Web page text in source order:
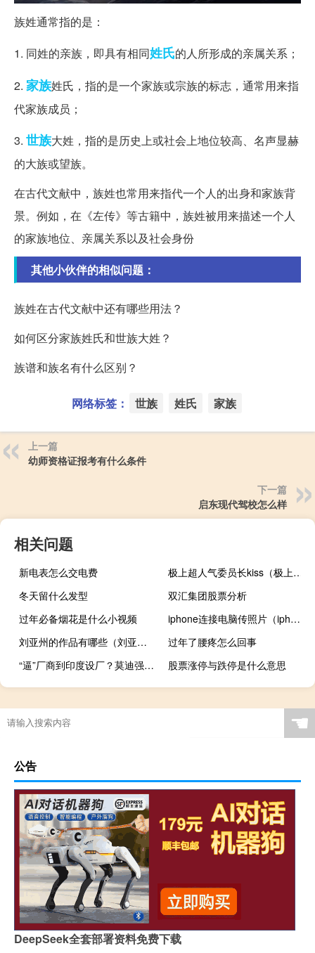
族姓通常指的是：
1. 同姓的亲族，即具有相同姓氏的人所形成的亲属关系；
2. 家族姓氏，指的是一个家族或宗族的标志，通常用来指
代家族成员；
3. 世族大姓，指的是历史上或社会上地位较高、名声显赫
的大族或望族。
在古代文献中，族姓也常用来指代一个人的出身和家族背
景。例如，在《左传》等古籍中，族姓被用来描述一个人
的家族地位、亲属关系以及社会身份
其他小伙伴的相似问题：
族姓在古代文献中还有哪些用法？
如何区分家族姓氏和世族大姓？
族谱和族名有什么区别？
网络标签： 世族 姓氏 家族
上一篇
幼师资格证报考有什么条件
下一篇
启东现代驾校怎么样
相关问题
新电表怎么交电费
极上超人气委员长kiss（极上超激人气委员长）
冬天留什么发型
双汇集团股票分析
过年必备烟花是什么小视频
iphone连接电脑传照片（iphone连接电脑）
刘亚州的作品有哪些（刘亚州）
过年了腰疼怎么回事
“逼”厂商到印度设厂？莫迪强推本地制造限制进口笔记本电脑
股票涨停与跌停是什么意思
☚
公告
DeepSeek全套部署资料免费下载